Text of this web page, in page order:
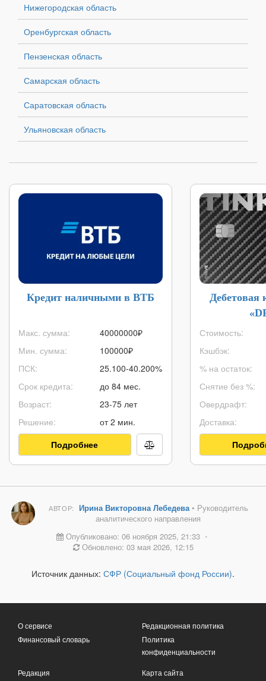
Нижегородская область
Оренбургская область
Пензенская область
Самарская область
Саратовская область
Ульяновская область
Кредит наличными в ВТБ
Макс. сумма:
Мин. сумма:
ПСК:
Срок кредита:
Возраст:
Решение:
40000000₽
100000₽
25.100-40.200%
до 84 мес.
23-75 лет
от 2 мин.
Подробнее
Дебетовая
Стоимость:
Кэшбэк:
% на остаток:
Снятие без %:
Овердрафт:
Доставка:
АВТОР: Ирина Викторовна Лебедева • Руководитель
аналитического направления
Опубликовано: 06 ноября 2025, 21:33 •
Обновлено: 03 мая 2026, 12:15
Источник данных: СФР (Социальный фонд России).
О сервисе
Финансовый словарь
Редакционная политика
Политика
конфиденциальности
Редакция Карта сайта